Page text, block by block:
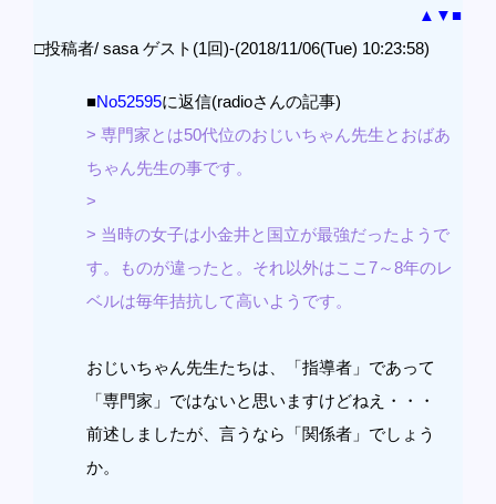
▲ ▼■
□投稿者/ sasa ゲスト(1回)-(2018/11/06(Tue) 10:23:58)
■No52595に返信(radioさんの記事)
> 専門家とは50代位のおじいちゃん先生とおばあ
ちゃん先生の事です。
>
> 当時の女子は小金井と国立が最強だったようで
す。ものが違ったと。それ以外はここ7～8年のレ
ベルは毎年拮抗して高いようです。
おじいちゃん先生たちは、「指導者」であって
「専門家」ではないと思いますけどねえ・・・
前述しましたが、言うなら「関係者」でしょう
か。